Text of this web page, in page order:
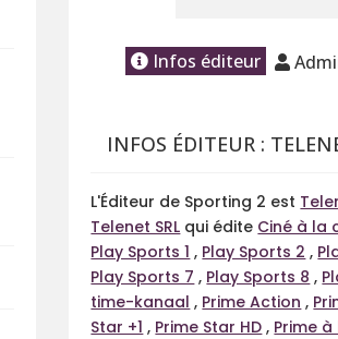
Infos éditeur
INFOS ÉDITEUR :
L'Éditeur de Sporting 2 est
Telenet SRL qui édite Ciné à la
Play Sports 1 , Play Sports 2 ,
Play Sports 7 , Play Sports 8 ,
time-kanaal , Prime Action ,
Star +1 , Prime Star HD , Prime